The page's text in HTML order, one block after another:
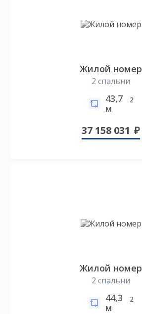
Жилой номер
2 спальни
43,7
м
2
37 158 031
Жилой номер
2 спальни
44,3
м
2